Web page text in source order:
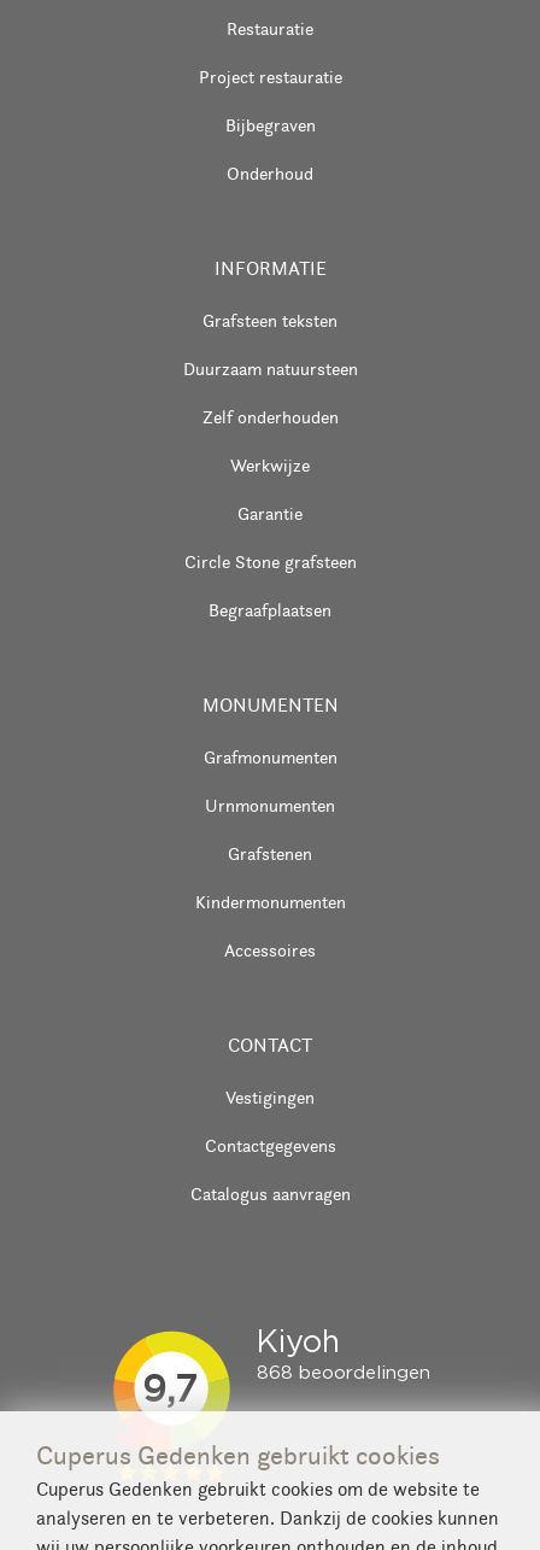
Restauratie
Project restauratie
Bijbegraven
Onderhoud
INFORMATIE
Grafsteen teksten
Duurzaam natuursteen
Zelf onderhouden
Werkwijze
Garantie
Circle Stone grafsteen
Begraafplaatsen
MONUMENTEN
Grafmonumenten
Urnmonumenten
Grafstenen
Kindermonumenten
Accessoires
CONTACT
Vestigingen
Contactgegevens
Catalogus aanvragen
Cuperus Gedenken gebruikt cookies
Cuperus Gedenken gebruikt cookies om de website te
analyseren en te verbeteren. Dankzij de cookies kunnen